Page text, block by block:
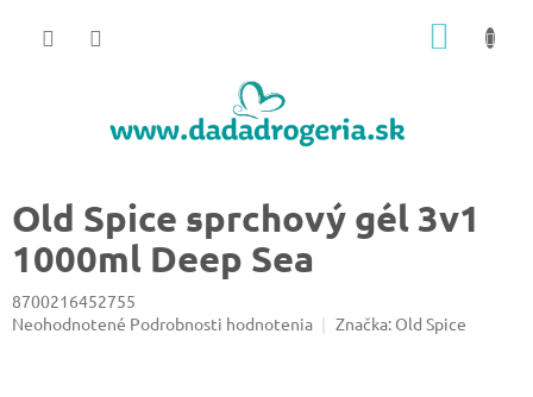
Old Spice sprchový gél 3v1
1000ml Deep Sea
8700216452755
Priemerné
Neohodnotené Podrobnosti hodnotenia Značka: Old Spice